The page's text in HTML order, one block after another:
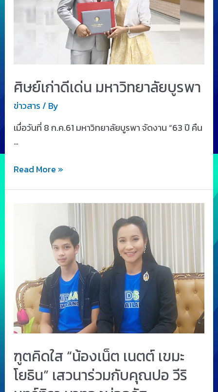
ศิษย์เก่าดีเด่น มหาวิทยาลัยบูรพา
ข่าวสาร / By
เมื่อวันที่ 8 ก.ค.61 มหาวิทยาลัยบูรพา จัดงาน “63 ปี คืน
…
Read More »
ฑูตคิดใส “น้องเน็ต เนตต์ เขมะ
โยธิน” เสวนาร่วมกับคุณปอ วีริ